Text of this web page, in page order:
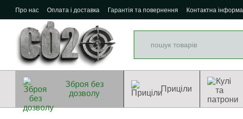
Перейти до основного контенту
Про нас Оплата і доставка Гарантія та повернення Контактна
Зброя без
дозволу
Приціли